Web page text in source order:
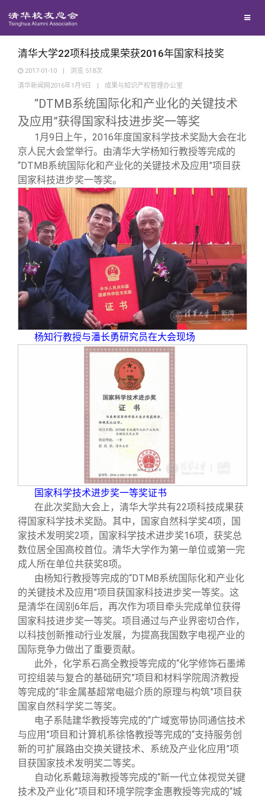
地区联络
年级联络
院系校友工作
专业委员会
兴趣群体
西南联大校友会
回馈母校
捐赠项目
捐赠新闻
捐赠纪事
捐赠方法
义工计划
媒体平台
《清华校友通讯》
《水木清华》
我要订阅
新媒体平台
百年清华
清华人物
清华故事
青春风采
校友文苑
校友讲坛
校友视界
校友服务
终身学习
信息化服务
三创大赛
实用信息
校友总会
总会简介
会长致辞
总会章程
理事会名单
制度法规
联系我们
关闭
清华大学22项科技成果荣获2016年国家科技奖
2017-01-10 | 浏览 518次
清华新闻网2016年1月9日
| 成果与知识产权管理办公室
“DTMB系统国际化和产业化的关键技术
及应用”获得国家科技进步奖一等奖
1 月9日上午，2016年度国家科学技术奖励大会在北
京人民大会堂举行。由清华大学杨知行教授等完成的
“DTMB系统国际化和产业化的关键技术及应用”项目获
国家科技进步奖一等奖。
杨知行教授与潘长勇研究员在大会现场
国家科学技术进步奖一等奖证书
在此次奖励大会上，清华大学共有22项科技成果获
得国家科学技术奖励。其中，国家自然科学奖4项，国
家技术发明奖2项，国家科学技术进步奖16项，获奖总
数位居全国高校首位。清华大学作为第一单位或第一完
成人所在单位共获奖8项。
由杨知行教授等完成的“DTMB系统国际化和产业化
的关键技术及应用”项目获国家科技进步奖一等奖。这
是清华在阔别6年后，再次作为项目牵头完成单位获得
国家科技进步奖一等奖。项目通过与产业界密切合作，
以科技创新推动行业发展，为提高我国数字电视产业的
国际竞争力做出了重要贡献。
此外，化学系石高全教授等完成的“化学修饰石墨烯
可控组装与复合的基础研究”项目和材料学院周济教授
等完成的“非金属基超常电磁介质的原理与构筑”项目获
国家自然科学奖二等奖。
电子系陆建华教授等完成的“广域宽带协同通信技术
与应用”项目和计算机系徐恪教授等完成的“支持服务创
新的可扩展路由交换关键技术、系统及产业化应用”项
目获国家技术发明奖二等奖。
自动化系戴琼海教授等完成的“新一代立体视觉关键
技术及产业化”项目和环境学院李金惠教授等完成的“城